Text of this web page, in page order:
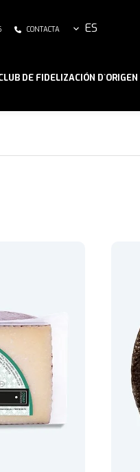
CONTACTA ES
DE FIDELIZACIÓN D`ORIGEN